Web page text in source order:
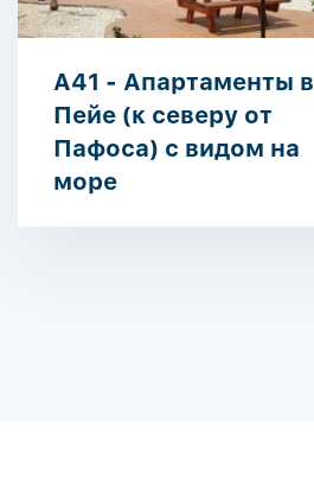
A41 - Апартаменты в
Пейе (к северу от
Пафоса) с видом на
море